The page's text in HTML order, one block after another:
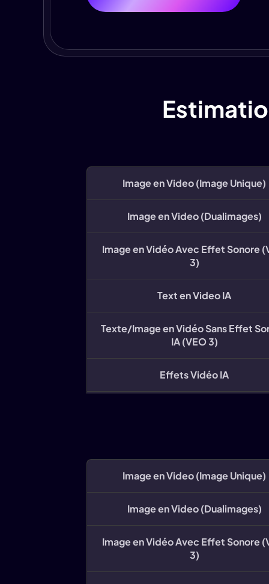
Image en Video (Image Unique)
Image en Video (Dualimages)
Image en Vidéo Avec Effet Sonore
3)
Text en Video IA
Texte/Image en Vidéo Sans Effet
IA (VEO 3)
Effets Vidéo IA
(Vidu)Image Référence à la Vidéo -
(Hailuo) Vidéo IA,512p(10s)
Image en Video (Image Unique)
Image en Video (Dualimages)
Image en Vidéo Avec Effet Sonore
3)